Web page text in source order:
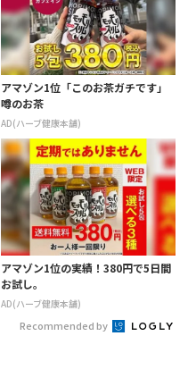
アマゾン1位「このお茶ガチです」
噂のお茶
AD(ハーブ健康本舗)
アマゾン1位の実績！380円で5日間
お試し。
AD(ハーブ健康本舗)
Recommended by